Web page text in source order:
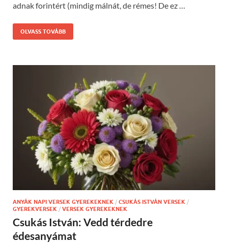
adnak forintért (mindig málnát, de rémes! De ez …
OLVASS TOVÁBB
ANYÁK NAPI VERSEK GYEREKEKNEK / CSUKÁS ISTVÁN VERSEK /
GYEREKVERSEK / VERSEK GYEREKEKNEK
Csukás István: Vedd térdedre
édesanyámat